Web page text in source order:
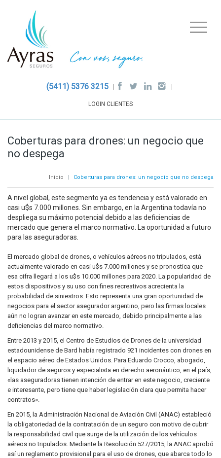
(5411) 5376 3215
LOGIN CLIENTES
Coberturas para drones: un negocio que
no despega
Inicio | Coberturas para drones: un negocio que no despega
A nivel global, este segmento ya es tendencia y está valorado en
casi u$s 7.000 millones. Sin embargo, en la Argentina todavía no
despliega su máximo potencial debido a las deficiencias de
mercado que genera el marco normativo. La oportunidad a futuro
para las aseguradoras.
El mercado global de drones, o vehículos aéreos no tripulados, está
actualmente valorado en casi u$s 7.000 millones y se pronostica que
esa cifra llegará a los u$s 10.000 millones para 2020. La popularidad de
estos dispositivos y su uso con fines recreativos acrecienta la
probabilidad de siniestros. Esto representa una gran oportunidad de
negocios para el sector asegurador argentino, pero las firmas locales
aún no logran avanzar en este mercado, debido principalmente a las
deficiencias del marco normativo.
Entre 2013 y 2015, el Centro de Estudios de Drones de la universidad
estadounidense de Bard había registrado 921 incidentes con drones en
el espacio aéreo de Estados Unidos. Para Eduardo Crocco, abogado,
liquidador de seguros y especialista en derecho aeronáutico, en el país,
«las aseguradoras tienen intención de entrar en este negocio, creciente
e interesante, pero tiene que haber legislación clara que permita hacer
contratos».
En 2015, la Administración Nacional de Aviación Civil (ANAC) estableció
la obligatoriedad de la contratación de un seguro con motivo de cubrir
la responsabilidad civil que surge de la utilización de los vehículos
aéreos no tripulados. Mediante la Resolución 527/2015, la ANAC aprobó
así un reglamento provisional para el uso de drones, que abarca todo lo